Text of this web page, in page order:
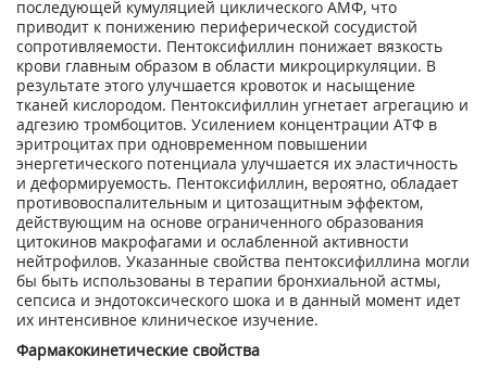
последующей кумуляцией циклического АМФ, что
приводит к понижению периферической сосудистой
сопротивляемости. Пентоксифиллин понижает вязкость
крови главным образом в области микроциркуляции. В
результате этого улучшается кровоток и насыщение
тканей кислородом. Пентоксифиллин угнетает агрегацию и
адгезию тромбоцитов. Усилением концентрации АТФ в
эритроцитах при одновременном повышении
энергетического потенциала улучшается их эластичность
и деформируемость. Пентоксифиллин, вероятно, обладает
противовоспалительным и цитозащитным эффектом,
действующим на основе ограниченного образования
цитокинов макрофагами и ослабленной активности
нейтрофилов. Указанные свойства пентоксифиллина могли
бы быть использованы в терапии бронхиальной астмы,
сепсиса и эндотоксического шока и в данный момент идет
их интенсивное клиническое изучение.
Фармакокинетические свойства